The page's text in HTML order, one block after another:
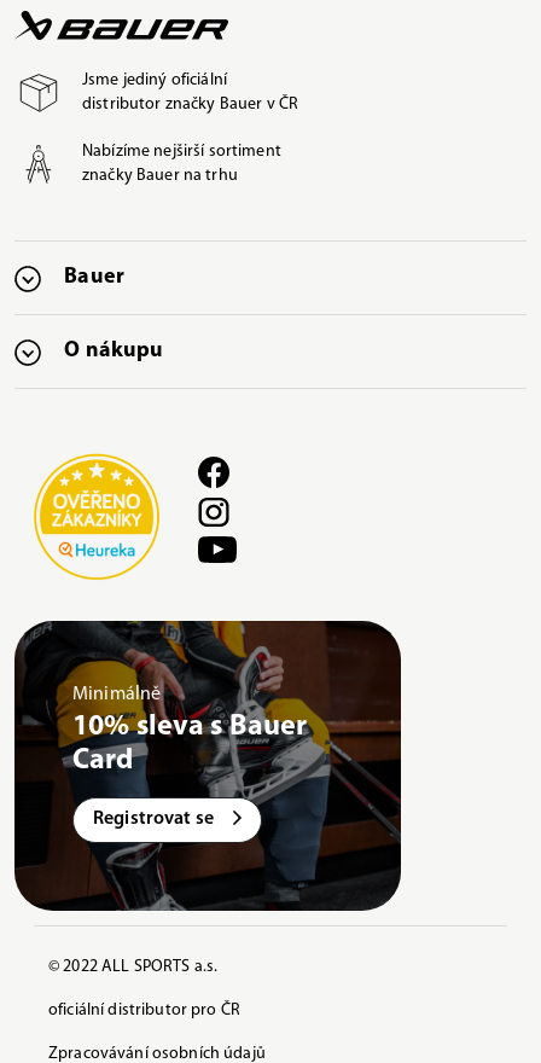
Jsme jediný oficiální
distributor značky Bauer v ČR
Nabízíme nejširší sortiment
značky Bauer na trhu
Bauer
O nákupu
Minimálně
10% sleva s Bauer
Card
Registrovat se
© 2022 ALL SPORTS a.s.
oficiální distributor pro ČR
Zpracovávání osobních údajů